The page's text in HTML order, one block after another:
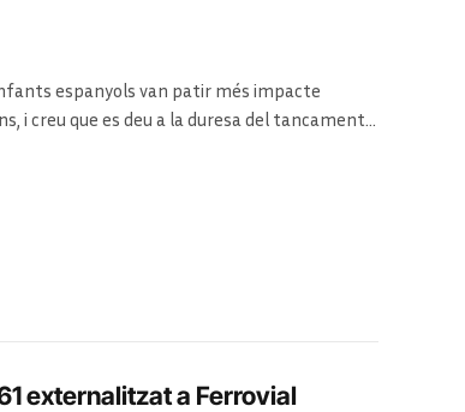
espanyols van patir més impacte
i creu que es deu a la duresa del tancament a
externalitzat a Ferrovial